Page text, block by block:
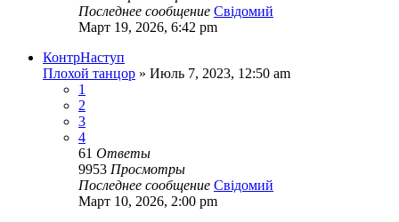
Последнее сообщение Свідомий
Март 19, 2026, 6:42 pm
КонтрНаступ
Плохой танцор » Июль 7, 2023, 12:50 am
1
2
3
4
61 Ответы
9953 Просмотры
Последнее сообщение Свідомий
Март 10, 2026, 2:00 pm